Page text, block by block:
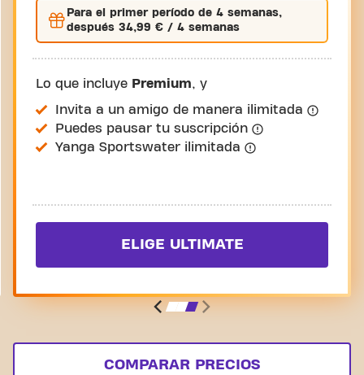
Para el primerperíodo de 4 semanas,
después 34,99 € / 4 semanas
Lo que incluye Premium, y
Invita a un amigo de manera ilimitada
Puedes pausar tu suscripción
Yanga Sportswater ilimitada
ELIGE ULTIMATE
COMPARAR PRECIOS